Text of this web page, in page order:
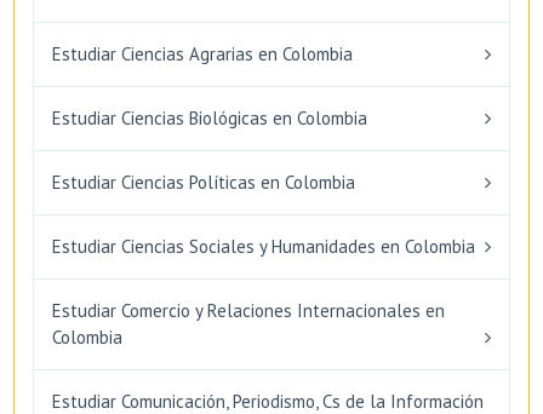
Estudiar Ciencias Agrarias en Colombia
Estudiar Ciencias Biológicas en Colombia
Estudiar Ciencias Políticas en Colombia
Estudiar Ciencias Sociales y Humanidades en Colombia
Estudiar Comercio y Relaciones Internacionales en
Colombia
Estudiar Comunicación, Periodismo, Cs de la Información